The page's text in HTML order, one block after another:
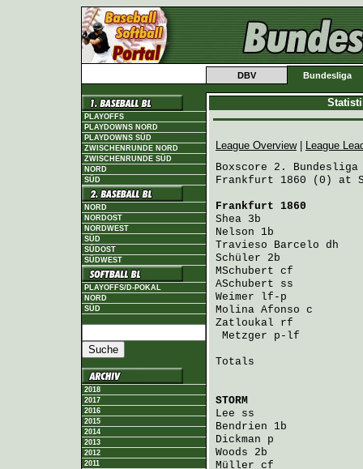
DBV Bundesliga
PLAYOFFS
PLAYDOWNS NORD
PLAYDOWNS SÜD
ZWISCHENRUNDE NORD
ZWISCHENRUNDE SÜD
NORD
SÜD
NORD
NORDOST
NORDWEST
SÜD
SÜDOST
SÜDWEST
PLAYOFFS/D-POKAL
NORD
SÜD
2018
2017
2016
2015
2014
2013
2012
2011
League Overview|
League
Boxscore 2. Bundesliga
Frankfurt 1860 (0) at
Frankfurt 1860
Shea 3b
Nelson 1b
Travieso Barcelo dh
Schüler 2b
MSchubert cf
ASchubert ss
Weimer lf-p
Molina Afonso c
Zatloukal rf
Metzger p-lf
Totals
STORM
Lee ss
Bendrien 1b
Dickman p
Woods 2b
Müller cf